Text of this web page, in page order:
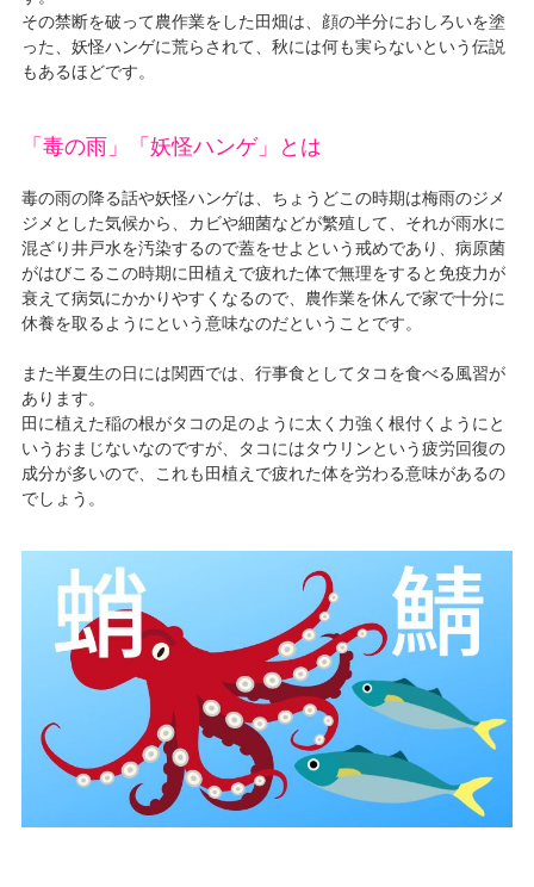
その禁断を破って農作業をした田畑は、顔の半分におしろいを塗
った、妖怪ハンゲに荒らされて、秋には何も実らないという伝説
もあるほどです。
「毒の雨」「妖怪ハンゲ」とは
毒の雨の降る話や妖怪ハンゲは、ちょうどこの時期は梅雨のジメ
ジメとした気候から、カビや細菌などが繁殖して、それが雨水に
混ざり井戸水を汚染するので蓋をせよという戒めであり、病原菌
がはびこるこの時期に田植えで疲れた体で無理をすると免疫力が
衰えて病気にかかりやすくなるので、農作業を休んで家で十分に
休養を取るようにという意味なのだということです。
また半夏生の日には関西では、行事食としてタコを食べる風習が
あります。
田に植えた稲の根がタコの足のように太く力強く根付くようにと
いうおまじないなのですが、タコにはタウリンという疲労回復の
成分が多いので、これも田植えで疲れた体を労わる意味があるの
でしょう。